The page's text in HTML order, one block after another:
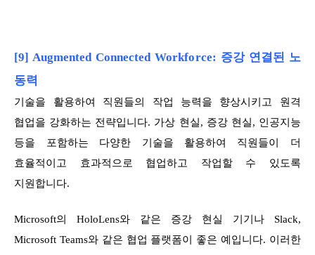
[9] Augmented Connected Workforce: 증강 연결된 노
동력
기술을 활용하여 직원들의 작업 능력을 향상시키고 원격
협업을 강화하는 전략입니다. 가상 현실, 증강 현실, 인공지능
등을 포함하는 다양한 기술을 활용하여 직원들이 더
효율적이고 효과적으로 협업하고 작업할 수 있도록
지원합니다.
Microsoft의 HoloLens와 같은 증강 현실 기기나 Slack,
Microsoft Teams와 같은 협업 플랫폼이 좋은 예입니다. 이러한